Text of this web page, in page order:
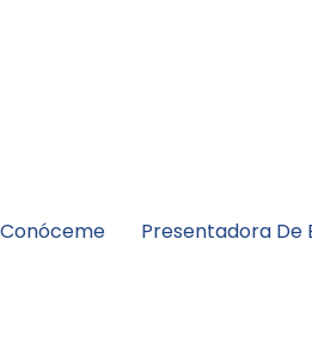
Conóceme Presentadora De